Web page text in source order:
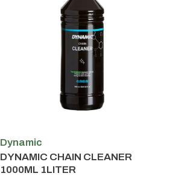
Dynamic
DYNAMIC CHAIN CLEANER
1000ML 1LITER